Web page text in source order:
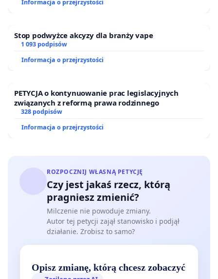
Informacja o przejrzystości
Stop podwyżce akcyzy dla branży vape
1 093 podpisów
Informacja o przejrzystości
PETYCJA o kontynuowanie prac legislacyjnych
związanych z reformą prawa rodzinnego
328 podpisów
Informacja o przejrzystości
ROZPOCZNIJ WŁASNĄ PETYCJĘ
Czy jest jakaś rzecz, którą
pragniesz zmienić?
Milczenie nie powoduje zmiany.
Autor tej petycji zajął stanowisko i podjął
działanie. Zrobisz to samo?
Opisz zmianę, którą chcesz zobaczyć